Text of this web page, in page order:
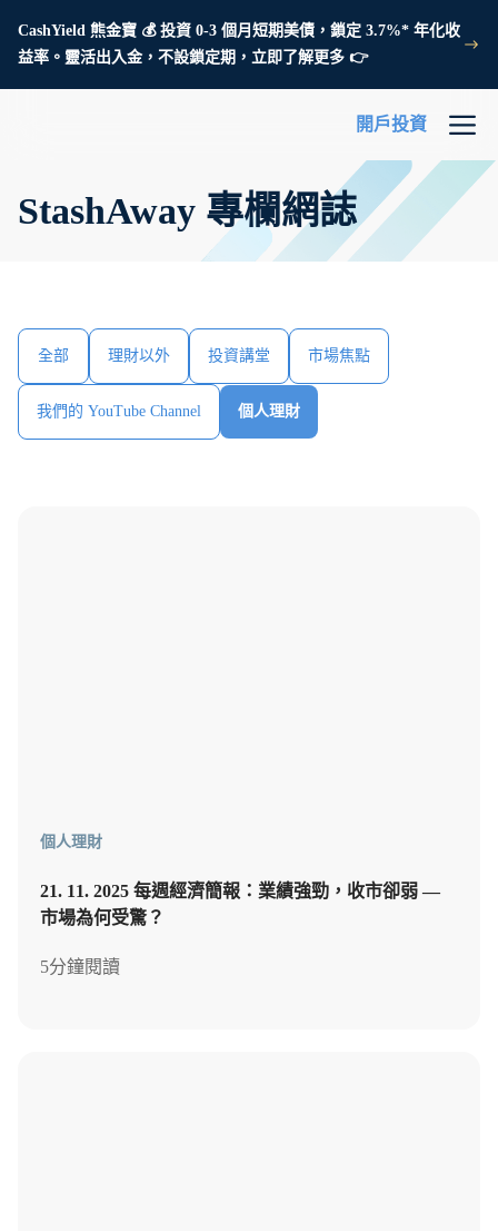
CashYield 熊金寶 💰 投資 0-3 個月短期美債，鎖定 3.7%* 年化收
益率。靈活出入金，不設鎖定期，立即了解更多 👉
開戶投資
StashAway 專欄網誌
全部 理財以外 投資講堂 市場焦點
我們的 YouTube Channel 個人理財
個人理財
21. 11. 2025 每週經濟簡報：業績強勁，收市卻弱 —
市場為何受驚？
5分鐘閱讀